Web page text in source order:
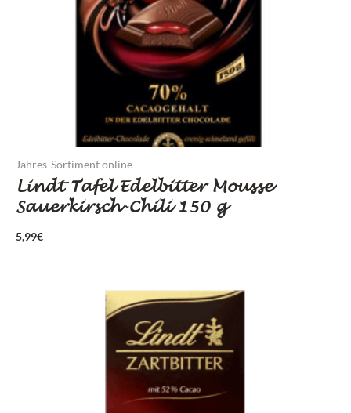
Jahres-Sortiment online
Lindt Tafel Edelbitter Mousse
Sauerkirsch-Chili 150 g
5,99€